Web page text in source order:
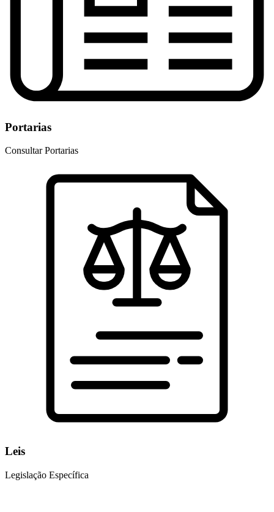
Portarias
Consultar Portarias
Leis
Legislação Específica